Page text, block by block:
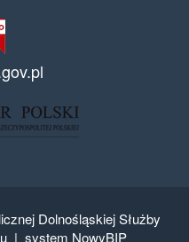
Dolnośląskiej Służby
| system NowyBIP